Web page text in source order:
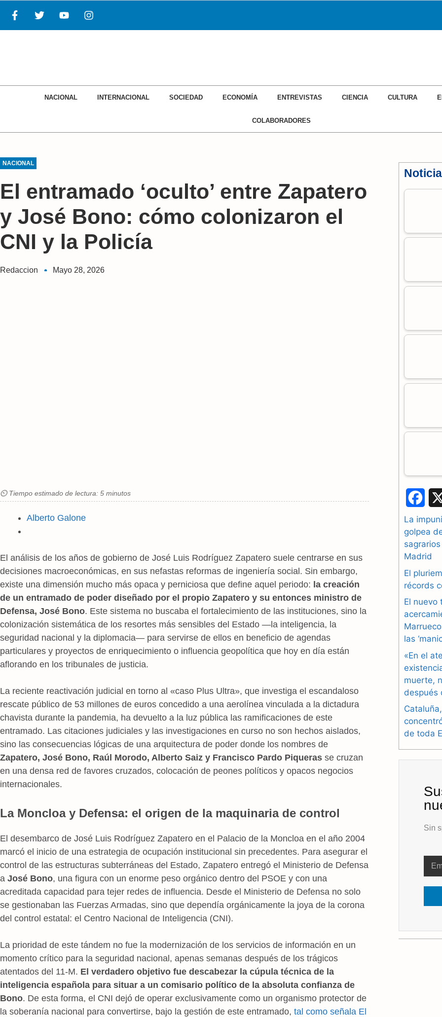
NACIONAL INTERNACIONAL SOCIEDAD ECONOMÍA ENTREVISTAS CIENCIA CULTURA
COLABORADORES
NACIONAL
El entramado ‘oculto’ entre Zapatero
y José Bono: cómo colonizaron el
CNI y la Policía
Redaccion Mayo 28, 2026
⏲ Tiempo estimado de lectura: 5 minutos
Alberto Galone
El análisis de los años de gobierno de José Luis Rodríguez Zapatero suele centrarse en sus
decisiones macroeconómicas, en sus nefastas reformas de ingeniería social. Sin embargo,
existe una dimensión mucho más opaca y perniciosa que define aquel periodo: la creación
de un entramado de poder diseñado por el propio Zapatero y su entonces ministro de
Defensa, José Bono. Este sistema no buscaba el fortalecimiento de las instituciones, sino la
colonización sistemática de los resortes más sensibles del Estado —la inteligencia, la
seguridad nacional y la diplomacia— para servirse de ellos en beneficio de agendas
particulares y proyectos de enriquecimiento o influencia geopolítica que hoy en día están
aflorando en los tribunales de justicia.
La reciente reactivación judicial en torno al «caso Plus Ultra», que investiga el escandaloso
rescate público de 53 millones de euros concedido a una aerolínea vinculada a la dictadura
chavista durante la pandemia, ha devuelto a la luz pública las ramificaciones de este
entramado. Las citaciones judiciales y las investigaciones en curso no son hechos aislados,
sino las consecuencias lógicas de una arquitectura de poder donde los nombres de
Zapatero, José Bono, Raúl Morodo, Alberto Saiz y Francisco Pardo Piqueras se cruzan
en una densa red de favores cruzados, colocación de peones políticos y opacos negocios
internacionales.
La Moncloa y Defensa: el origen de la maquinaria de control
El desembarco de José Luis Rodríguez Zapatero en el Palacio de la Moncloa en el año 2004
marcó el inicio de una estrategia de ocupación institucional sin precedentes. Para asegurar el
control de las estructuras subterráneas del Estado, Zapatero entregó el Ministerio de Defensa
a José Bono, una figura con un enorme peso orgánico dentro del PSOE y con una
acreditada capacidad para tejer redes de influencia. Desde el Ministerio de Defensa no solo
se gestionaban las Fuerzas Armadas, sino que dependía orgánicamente la joya de la corona
del control estatal: el Centro Nacional de Inteligencia (CNI).
La prioridad de este tándem no fue la modernización de los servicios de información en un
momento crítico para la seguridad nacional, apenas semanas después de los trágicos
atentados del 11-M. El verdadero objetivo fue descabezar la cúpula técnica de la
inteligencia española para situar a un comisario político de la absoluta confianza de
Bono. De esta forma, el CNI dejó de operar exclusivamente como un organismo protector de
la soberanía nacional para convertirse, bajo la gestión de este entramado, tal como señala El
a
c
e
b
o
o
k
La
golpea
Madrid
El
récords
El nuevo
las
«En el
muerte,
después
de toda
Sin